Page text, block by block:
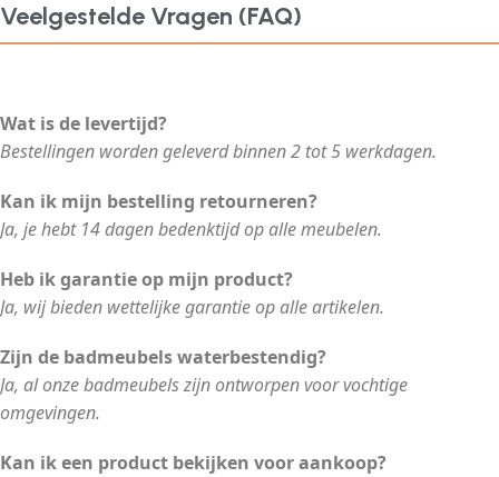
Veelgestelde Vragen (FAQ)
Wat is de levertijd?
Bestellingen worden geleverd binnen 2 tot 5 werkdagen.
Kan ik mijn bestelling retourneren?
Ja, je hebt 14 dagen bedenktijd op alle meubelen.
Heb ik garantie op mijn product?
Ja, wij bieden wettelijke garantie op alle artikelen.
Zijn de badmeubels waterbestendig?
Ja, al onze badmeubels zijn ontworpen voor vochtige
omgevingen.
Kan ik een product bekijken voor aankoop?